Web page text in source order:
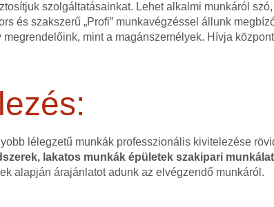
szolgáltatásainkat. Lehet alkalmi munkáról
és szakszerű „Profi” munkavégzéssel állunk
megrendelőink, mint a magánszemélyek. Hívja
lélegzetű munkák professzionális kivitelezése
lakatos munkák épületek szakipari
alapján árajánlatot adunk az elvégzendő munkáról.